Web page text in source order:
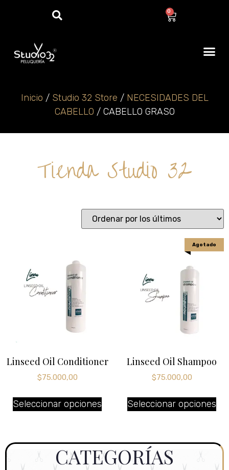
0
Inicio / Studio 32 Store / NECESIDADES DEL
CABELLO / CABELLO GRASO
Tienda Studio 32
Linseed Oil Conditioner
$75.000,00
Seleccionar opciones
Agotado
Linseed Oil Shampoo
$75.000,00
Seleccionar opciones
CATEGORÍAS